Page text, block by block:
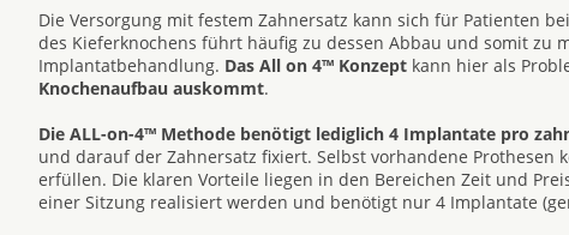
Die Versorgung mit festem Zahnersatz kann sich für Patienten
des Kieferknochens führt häufig zu dessen Abbau und somit zu
Implantatbehandlung. Das All on 4™ Konzept kann hier als
Knochenaufbau auskommt.
Die ALL-on-4™ Methode benötigt lediglich 4 Implantate pro
und darauf der Zahnersatz fixiert. Selbst vorhandene
erfüllen. Die klaren Vorteile liegen in den Bereichen Zeit und
einer Sitzung realisiert werden und benötigt nur 4 Implantate